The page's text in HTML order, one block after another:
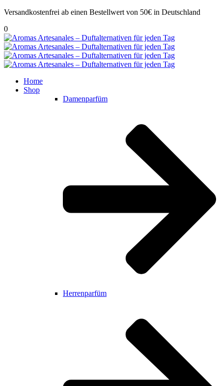
Versandkostenfrei ab einen Bestellwert von 50€ in Deutschland
0
Home
Shop
Damenparfüm
Herrenparfüm